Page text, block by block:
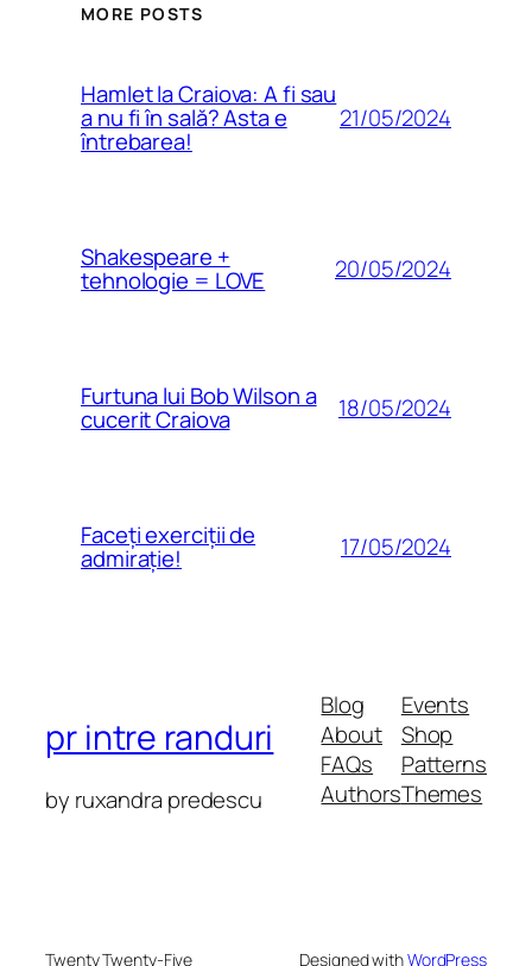
MORE POSTS
Hamlet la Craiova: A fi sau
a nu fi în sală? Asta e
întrebarea!
21/05/2024
Shakespeare +
tehnologie = LOVE 20/05/2024
Furtuna lui Bob Wilson a
cucerit Craiova 18/05/2024
Faceți exerciții de
admirație! 17/05/2024
pr intre randuri
by ruxandra predescu
Blog
About
FAQs
Authors
Events
Shop
Patterns
Themes
Twenty Twenty-Five Designed withWordPress